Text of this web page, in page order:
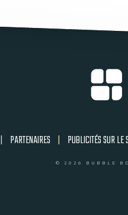
| PARTENAIRES | PUBLICITÉS SUR LE
© 2026 BUBBLE BD